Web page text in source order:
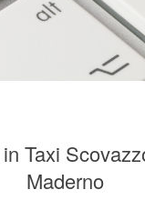
Taxi
Maderno